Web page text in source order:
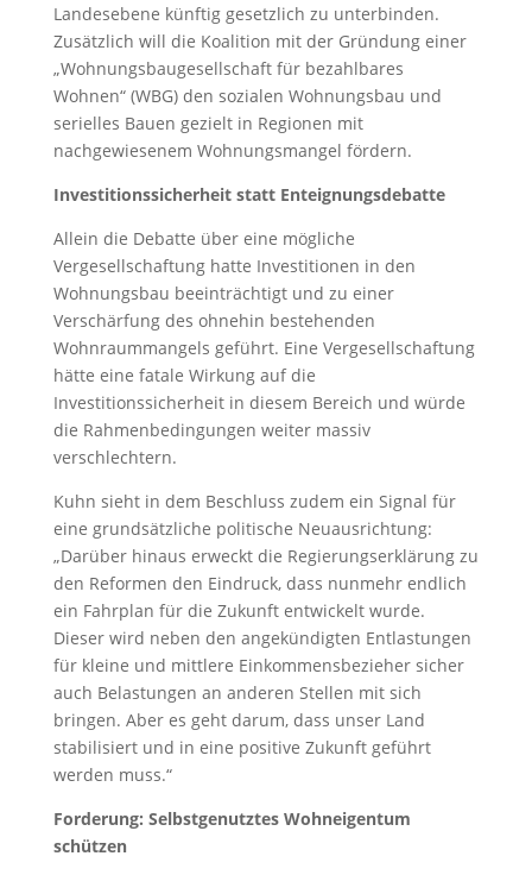
Landesebene künftig gesetzlich zu unterbinden.
Zusätzlich will die Koalition mit der Gründung einer
„Wohnungsbaugesellschaft für bezahlbares
Wohnen“ (WBG) den sozialen Wohnungsbau und
serielles Bauen gezielt in Regionen mit
nachgewiesenem Wohnungsmangel fördern.
Investitionssicherheit statt Enteignungsdebatte
Allein die Debatte über eine mögliche
Vergesellschaftung hatte Investitionen in den
Wohnungsbau beeinträchtigt und zu einer
Verschärfung des ohnehin bestehenden
Wohnraummangels geführt. Eine Vergesellschaftung
hätte eine fatale Wirkung auf die
Investitionssicherheit in diesem Bereich und würde
die Rahmenbedingungen weiter massiv
verschlechtern.
Kuhn sieht in dem Beschluss zudem ein Signal für
eine grundsätzliche politische Neuausrichtung:
„Darüber hinaus erweckt die Regierungserklärung zu
den Reformen den Eindruck, dass nunmehr endlich
ein Fahrplan für die Zukunft entwickelt wurde.
Dieser wird neben den angekündigten Entlastungen
für kleine und mittlere Einkommensbezieher sicher
auch Belastungen an anderen Stellen mit sich
bringen. Aber es geht darum, dass unser Land
stabilisiert und in eine positive Zukunft geführt
werden muss.“
Forderung: Selbstgenutztes Wohneigentum
schützen